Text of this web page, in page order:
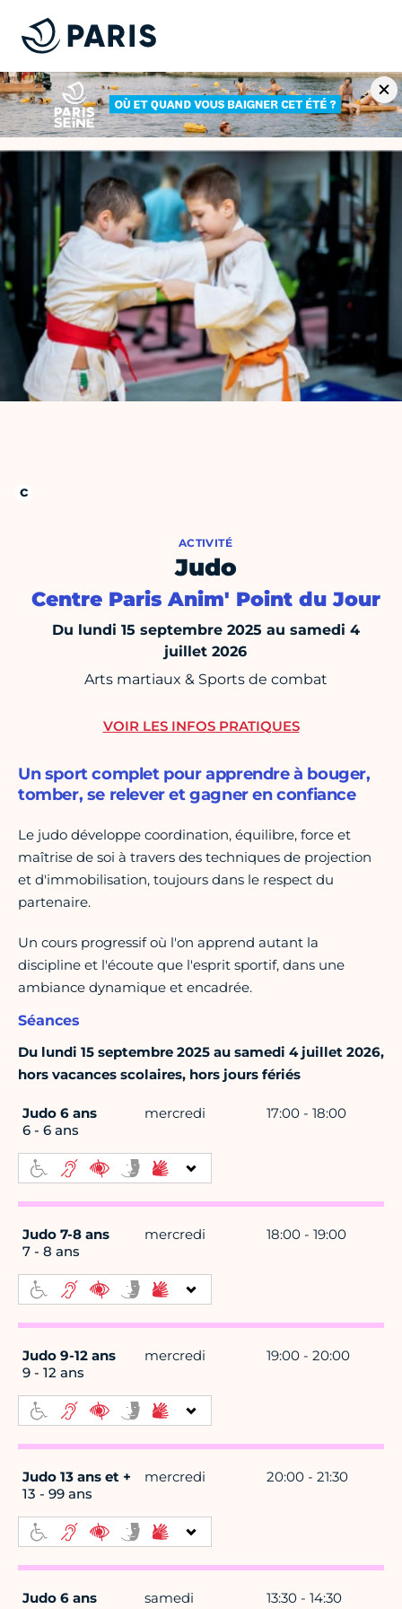
ACTIVITÉ
Judo
Centre Paris Anim' Point du Jour
Du lundi 15 septembre 2025 au samedi 4
juillet 2026
Arts martiaux & Sports de combat
Un sport complet pour apprendre à bouger,
tomber, se relever et gagner en confiance
Le judo développe coordination, équilibre, force et
maîtrise de soi à travers des techniques de projection
et d'immobilisation, toujours dans le respect du
partenaire.
Un cours progressif où l'on apprend autant la
discipline et l'écoute que l'esprit sportif, dans une
ambiance dynamique et encadrée.
Séances
Du lundi 15 septembre 2025 au samedi 4 juillet 2026,
hors vacances scolaires, hors jours fériés
Judo 6 ans
6 - 6 ans
mercredi 17:00 - 18:00
Judo 7-8 ans
7 - 8 ans
mercredi 18:00 - 19:00
Judo 9-12 ans
9 - 12 ans
mercredi 19:00 - 20:00
Judo 13 ans et +
13 - 99 ans
mercredi 20:00 - 21:30
Judo 6 ans
samedi 13:30 - 14:30
VOIR LES INFOS PRATIQUES